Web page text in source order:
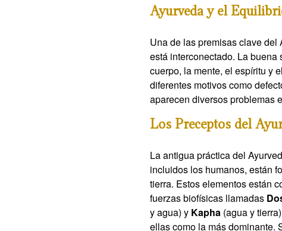
Ayurveda y el
Una de las premisas clave
está interconectado. La
cuerpo, la mente, el espíritu y
diferentes motivos como
aparecen diversos problemas
Los Preceptos del
La antigua práctica del
incluidos los humanos, están
tierra. Estos elementos están
fuerzas biofísicas llamadas
y agua) y Kapha (agua y
ellas como la más dominante.